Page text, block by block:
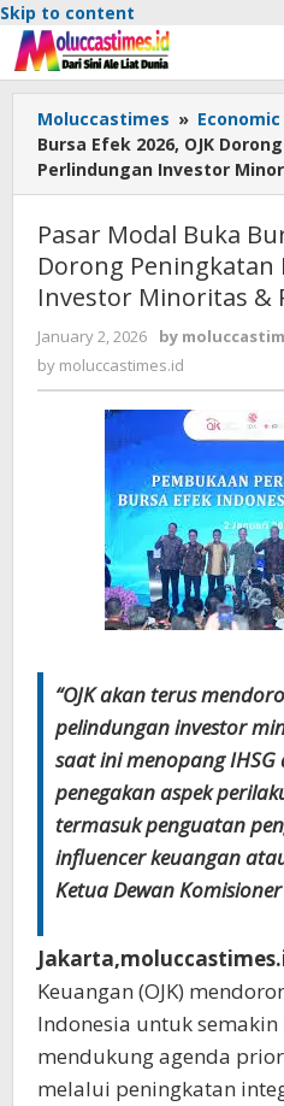
Skip to content
Moluccastimes » Economic
Bursa Efek 2026, OJK
Perlindungan Investor
Pasar Modal Buka
Dorong Peningkatan
Investor Minoritas &
January 2, 2026 by
by moluccastimes.id
“OJK akan terus
pelindungan investor
saat ini menopang
penegakan aspek
termasuk penguatan
influencer keuangan
Ketua Dewan
Keuangan (OJK)
Indonesia untuk
mendukung agenda
melalui peningkatan